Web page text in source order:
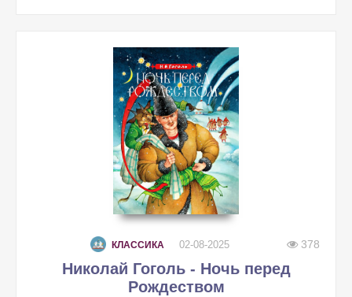
КЛАССИКА 02-08-2025 378
Николай Гоголь - Ночь перед
Рождеством